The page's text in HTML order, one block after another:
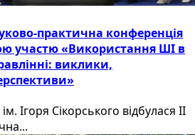
практична конференція
участю «Використання ШІ в
виклики,
Ігоря Сікорського відбулася ІІ